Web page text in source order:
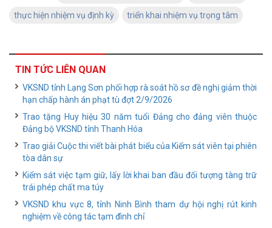
thực hiện nhiệm vụ định kỳ triển khai nhiệm vụ trọng tâm
TIN TỨC LIÊN QUAN
VKSND tỉnh Lạng Sơn phối hợp rà soát hồ sơ đề nghị giảm thời
hạn chấp hành án phạt tù đợt 2/9/2026
Trao tặng Huy hiệu 30 năm tuổi Đảng cho đảng viên thuộc
Đảng bộ VKSND tỉnh Thanh Hóa
Trao giải Cuộc thi viết bài phát biểu của Kiểm sát viên tại phiên
tòa dân sự
Kiểm sát việc tạm giữ, lấy lời khai ban đầu đối tượng tàng trữ
trái phép chất ma túy
VKSND khu vực 8, tỉnh Ninh Bình tham dự hội nghị rút kinh
nghiệm về công tác tạm đình chỉ